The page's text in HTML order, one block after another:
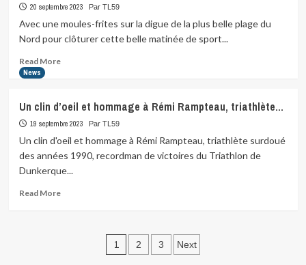
Simon,
de
Knokke..
20 septembre 2023 Par TL59
Avec une moules-frites sur la digue de la plus belle plage du
Nord pour clôturer cette belle matinée de sport...
Read MoreRead
une
moules-
frites
la…
News
Un clin d’oeil et hommage à Rémi Rampteau, triathlète…
19 septembre 2023 Par TL59
Un clin d'oeil et hommage à Rémi Rampteau, triathlète surdoué
des années 1990, recordman de victoires du Triathlon de
Dunkerque...
Read MoreRead
Pagination
1 2 3 Next